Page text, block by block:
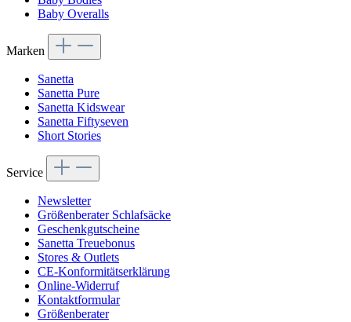
Baby Overalls
Marken
Sanetta
Sanetta Pure
Sanetta Kidswear
Sanetta Fiftyseven
Short Stories
Service
Newsletter
Größenberater Schlafsäcke
Geschenkgutscheine
Sanetta Treuebonus
Stores & Outlets
CE-Konformitätserklärung
Online-Widerruf
Kontaktformular
Größenberater